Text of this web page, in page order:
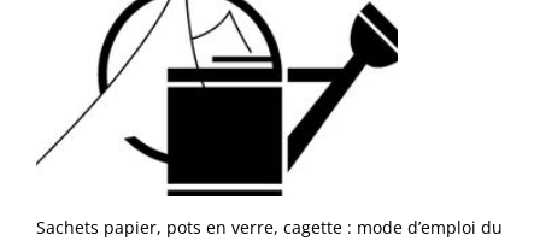
Sachets papier, pots en verre, cagette : mode d’emploi du